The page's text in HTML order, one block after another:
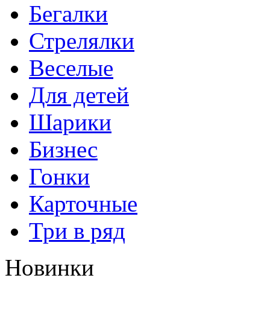
Бегалки
Стрелялки
Веселые
Для детей
Шарики
Бизнес
Гонки
Карточные
Три в ряд
Новинки